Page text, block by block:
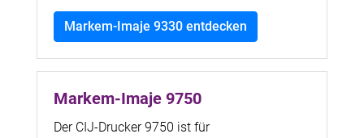
Markem-Imaje 9330 entdecken
Markem-Imaje 9750
Der CIJ-Drucker 9750 ist für